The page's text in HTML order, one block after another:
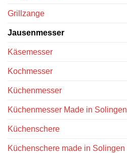
Grillzange
Jausenmesser
Käsemesser
Kochmesser
Küchenmesser
Küchenmesser Made in Solingen
Küchenschere
Küchenschere made in Solingen